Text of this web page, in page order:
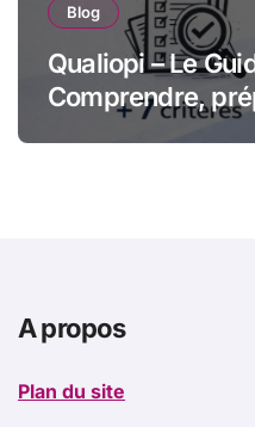
Blog
Qualiopi – Le
Comprendre,
certification
A propos
Plan du site